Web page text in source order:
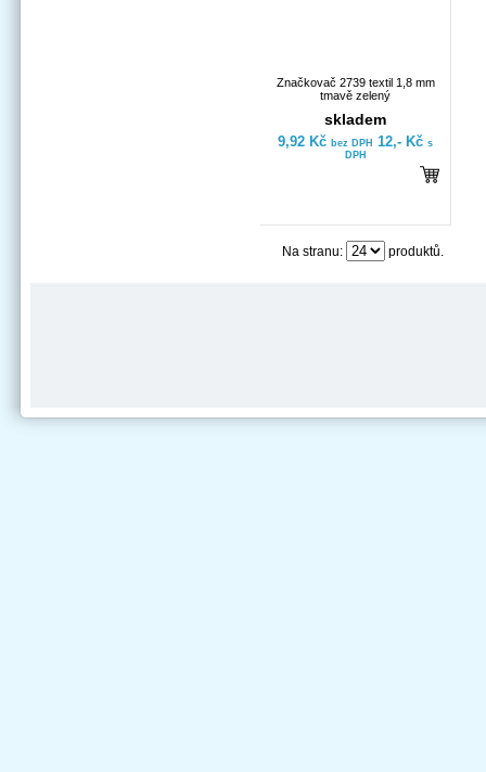
Značkovač 2739 textil 1,8 mm
tmavě zelený
skladem
9,92 Kč bez DPH 12,- Kč s
DPH
Na stranu: produktů.